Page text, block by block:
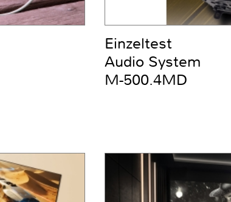
Einzeltest
Audio System
M-500.4MD